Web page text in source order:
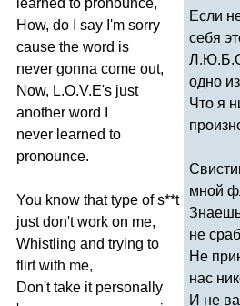
How, do say I'm sorry
cause the word is
never gonna come out,
Now, L.O.V.E's just
another word
never learned to
pronounce.
You know that type of s**t
just don't work on me,
Whistling and trying to
flirt with me,
Don't take it personally
Если
себя
одно
Что я
мной
не
Не
нас
И не